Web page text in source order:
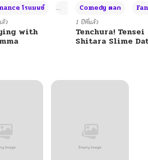
+4
โรแมนซ์ Adult ผู้ใหญ่ +4
ว
with
Comedy ตลก Fantasy แ
1 ปีที่แล้ว
Tenchura! Tensei
Shitara Slime